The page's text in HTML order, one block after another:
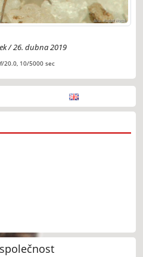
/ 26. dubna 2019
20.0, 10/5000 sec